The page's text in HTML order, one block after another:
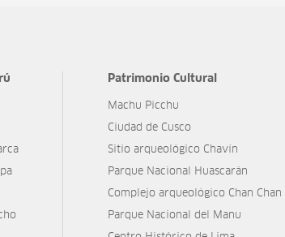
Patrimonio Cultural
Machu Picchu
Ciudad de Cusco
Sitio arqueológico Chavín
Parque Nacional Huascarán
Complejo arqueológico Chan Chan
Parque Nacional del Manu